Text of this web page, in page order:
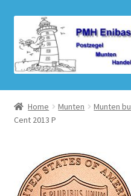
door
naar
navigatie
naar
de
inhoud
Home
Beurzen
Winkelmand
Home Munten Munten
Cent 2013 P